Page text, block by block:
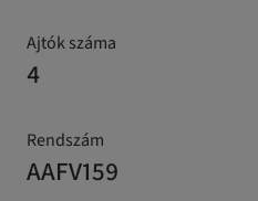
Ajtók száma
4
Rendszám
AAFV159